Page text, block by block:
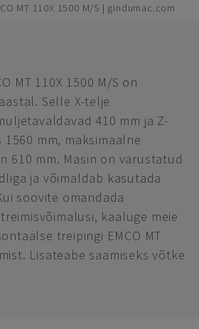
MT 110X 1500 M/S | gindumac.com
MT 110X 1500 M/S on
Selle X-telje
410 mm ja Z-
mm, maksimaalne
610 mm. Masin on varustatud
ja võimaldab kasutada
soovite omandada
kaaluge meie
treipingi EMCO MT
Lisateabe saamiseks võtke